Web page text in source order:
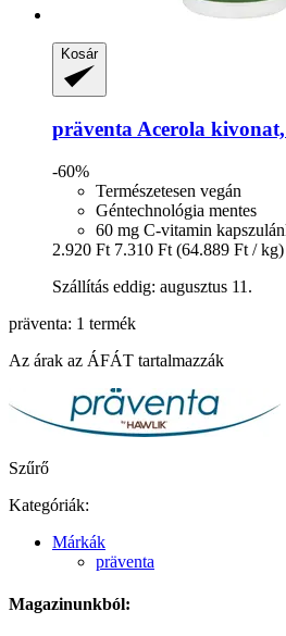
Kosár
präventa Acerola
-60%
Természetesen vegán
Géntechnológia mentes
60 mg C-vitamin
2.920 Ft 7.310 Ft (64.889 Ft / kg)
Szállítás eddig: augusztus 11.
präventa: 1 termék
Az árak az ÁFÁT tartalmazzák
Szűrő
Kategóriák:
Márkák
präventa
Magazinunkból: